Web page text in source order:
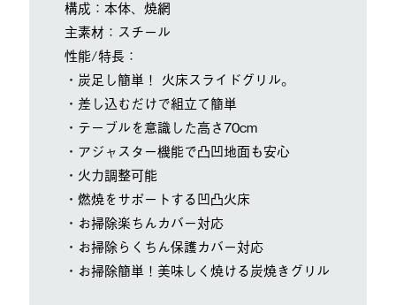
構成：本体、焼網
主素材：スチール
性能/特長：
・炭足し簡単！ 火床スライドグリル。
・差し込むだけで組立て簡単
・テーブルを意識した高さ70cm
・アジャスター機能で凸凹地面も安心
・火力調整可能
・燃焼をサポートする凹凸火床
・お掃除楽ちんカバー対応
・お掃除らくちん保護カバー対応
・お掃除簡単！美味しく焼ける炭焼きグリルプレート